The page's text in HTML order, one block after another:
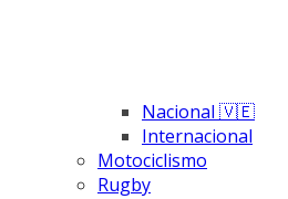
Nacional 🇻🇪
Internacional
Motociclismo
Rugby